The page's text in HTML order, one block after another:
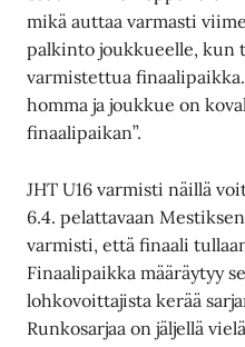
mikä auttaa varmasti
palkinto joukkueelle, kun
varmistettua
homma ja joukkue on
finaalipaikan”.
JHT U16 varmisti näillä
6.4. pelattavaan
varmisti, että finaali
Finaalipaikka määräytyy
lohkovoittajista kerää
Runkosarjaa on jäljellä